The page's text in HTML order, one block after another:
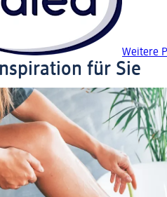
Weitere
für Sie